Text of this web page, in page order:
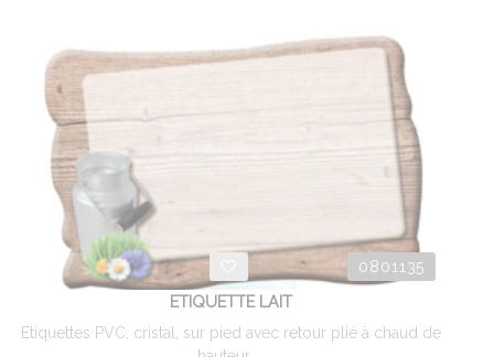
0801135
ETIQUETTE LAIT
Etiquettes PVC, cristal, sur pied avec retour plié à chaud de